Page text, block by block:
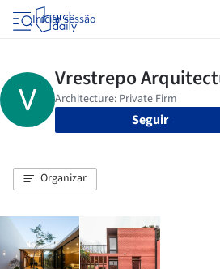
Iniciar sessão
Seguir
Organizar